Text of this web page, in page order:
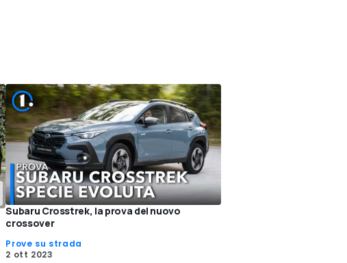
Subaru Crosstrek, la prova del nuovo
crossover
Prove su strada
2 ott 2023